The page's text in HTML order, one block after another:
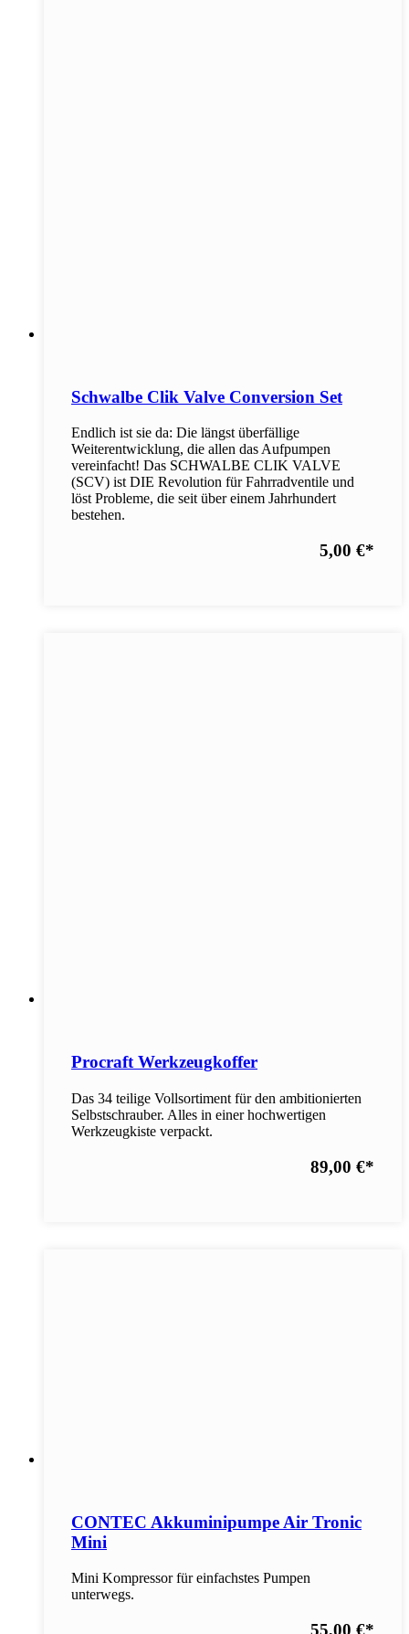
Schwalbe Clik Valve Conversion Set
Endlich ist sie da: Die längst überfällige
Weiterentwicklung, die allen das Aufpumpen
vereinfacht! Das SCHWALBE CLIK VALVE
(SCV) ist DIE Revolution für Fahrradventile und
löst Probleme, die seit über einem Jahrhundert
bestehen.
5,00 €*
Procraft Werkzeugkoffer
Das 34 teilige Vollsortiment für den ambitionierten
Selbstschrauber. Alles in einer hochwertigen
Werkzeugkiste verpackt.
89,00 €*
CONTEC Akkuminipumpe Air Tronic
Mini
Mini Kompressor für einfachstes Pumpen
unterwegs.
55,00 €*